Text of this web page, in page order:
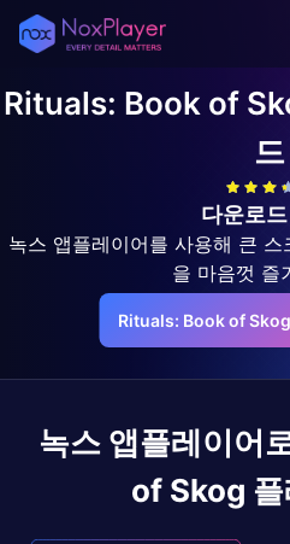
Rituals: Book of
드
다운로
녹스 앱플레이어를 사용해 큰
을 마음껏 즐
Rituals: Book of
녹스 앱플레이어
of Skog